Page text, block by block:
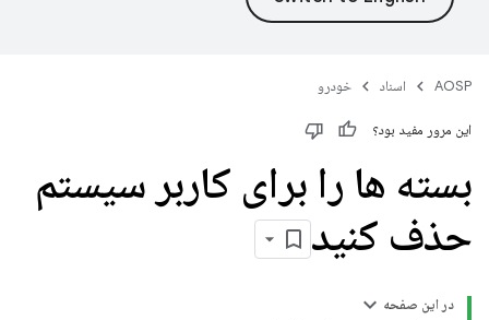
AOSP اسناد خودرو
این مرور مفید بود؟
بسته ها را برای کاربر سیستم
حذف کنید
در این صفحه